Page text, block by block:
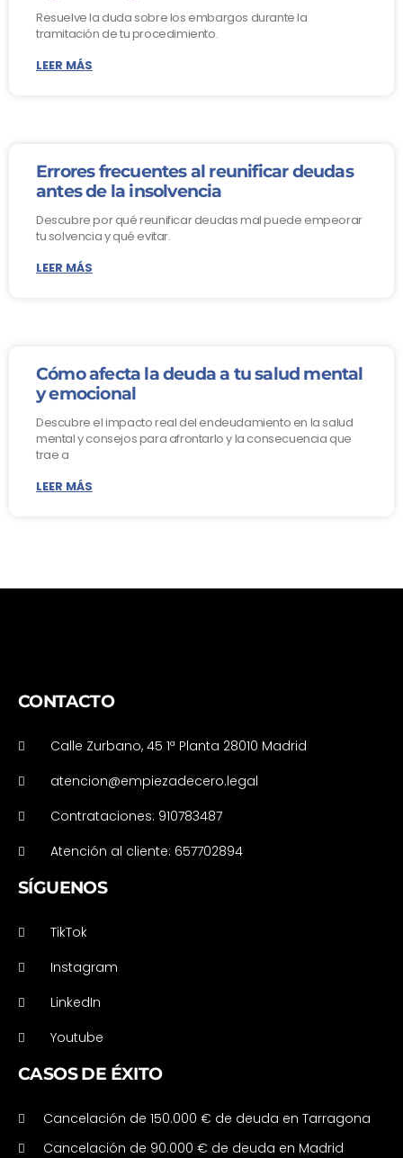
Resuelve la duda sobre los embargos durante la
tramitación de tu procedimiento.
LEER MÁS
Errores frecuentes al reunificar deudas
antes de la insolvencia
Descubre por qué reunificar deudas mal puede empeorar
tu solvencia y qué evitar.
LEER MÁS
Cómo afecta la deuda a tu salud mental
y emocional
Descubre el impacto real del endeudamiento en la salud
mental y consejos para afrontarlo y la consecuencia que
trae a
LEER MÁS
CONTACTO
Calle Zurbano, 45 1ª Planta 28010 Madrid
atencion@empiezadecero.legal
Contrataciones: 910783487
Atención al cliente: 657702894
SÍGUENOS
TikTok
Instagram
LinkedIn
Youtube
CASOS DE ÉXITO
Cancelación de 150.000 € de deuda en Tarragona
Cancelación de 90.000 € de deuda en Madrid